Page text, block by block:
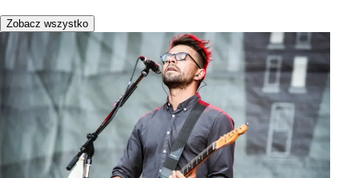
Zobacz wszystko